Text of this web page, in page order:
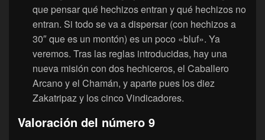
que pensar qué hechizos entran y qué hechizos no
entran. Si todo se va a dispersar (con hechizos a
30″ que es un montón) es un poco «bluf». Ya
veremos. Tras las reglas introducidas, hay una
nueva misión con dos hechiceros, el Caballero
Arcano y el Chamán, y aparte pues los diez
Zakatripaz y los cinco Vindicadores.
Valoración del número 9